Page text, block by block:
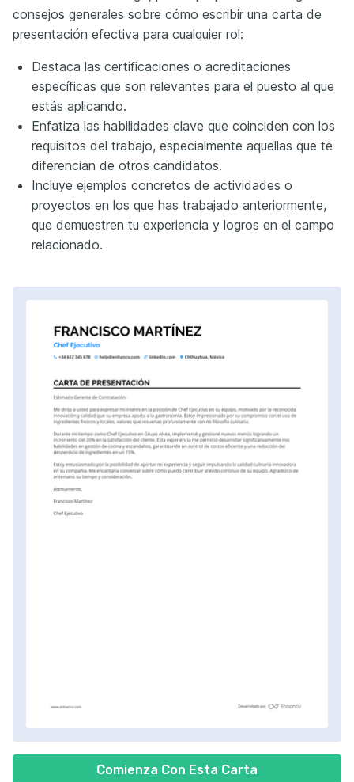
Comienza Con Esta Carta
consejos generales sobre cómo escribir una carta de
presentación efectiva para cualquier rol:
Destaca las certificaciones o acreditaciones
específicas que son relevantes para el puesto al que
estás aplicando.
Enfatiza las habilidades clave que coinciden con los
requisitos del trabajo, especialmente aquellas que te
diferencian de otros candidatos.
Incluye ejemplos concretos de actividades o
proyectos en los que has trabajado anteriormente,
que demuestren tu experiencia y logros en el campo
relacionado.